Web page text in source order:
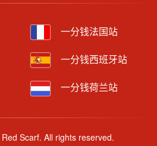
一分钱法国站
一分钱西班牙站
一分钱荷兰站
Scarf. All rights reserved.